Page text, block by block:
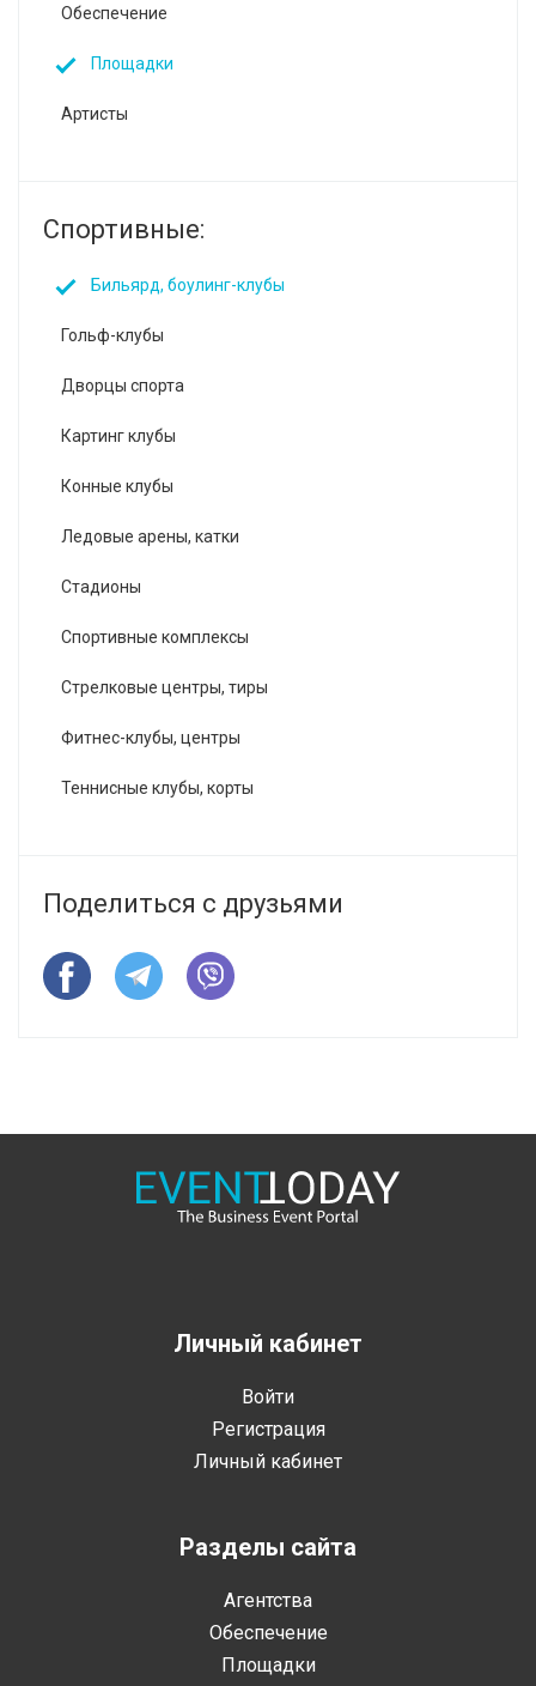
Обеспечение
Площадки
Артисты
Спортивные:
Бильярд, боулинг-клубы
Гольф-клубы
Дворцы спорта
Картинг клубы
Конные клубы
Ледовые арены, катки
Стадионы
Спортивные комплексы
Стрелковые центры, тиры
Фитнес-клубы, центры
Теннисные клубы, корты
Поделиться с друзьями
Личный кабинет
Войти
Регистрация
Личный кабинет
Разделы сайта
Агентства
Обеспечение
Площадки